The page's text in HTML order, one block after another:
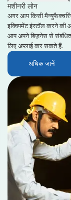
मशीनरी लोन
अगर आप किसी
इक्विपमेंट इंस्टॉल करने
आप अपने बिज़नेस से संबंधित
लिए अप्लाई कर सकते हैं.
अधिक जानें